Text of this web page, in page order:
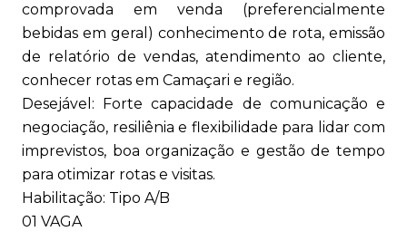
comprovada em venda (preferencialmente
bebidas em geral) conhecimento de rota, emissão
de relatório de vendas, atendimento ao cliente,
conhecer rotas em Camaçari e região.
Desejável: Forte capacidade de comunicação e
negociação, resiliênia e flexibilidade para lidar com
imprevistos, boa organização e gestão de tempo
para otimizar rotas e visitas.
Habilitação: Tipo A/B
01 VAGA